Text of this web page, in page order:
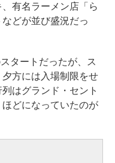
有名ラーメン店「ら
どが並び盛況だっ
タートだったが、ス
方には入場制限をせ
はグランド・セント
どになっていたのが